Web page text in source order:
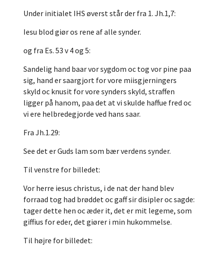
Under initialet IHS øverst står der fra 1. Jh.1,7:
Iesu blod giør os rene af alle synder.
og fra Es. 53 v 4 og 5:
Sandelig hand baar vor sygdom oc tog vor pine paa
sig, hand er saargjort for vore miisgjerningers
skyld oc knusit for vore synders skyld, straffen
ligger på hanom, paa det at vi skulde haffue fred oc
vi ere helbredegjorde ved hans saar.
Fra Jh.1.29:
See det er Guds lam som bær verdens synder.
Til venstre for billedet:
Vor herre iesus christus, i de nat der hand blev
forraad tog had brøddet oc gaff sir disipler oc sagde:
tager dette hen oc æder it, det er mit legeme, som
giffius for eder, det giører i min hukommelse.
Til højre for billedet: